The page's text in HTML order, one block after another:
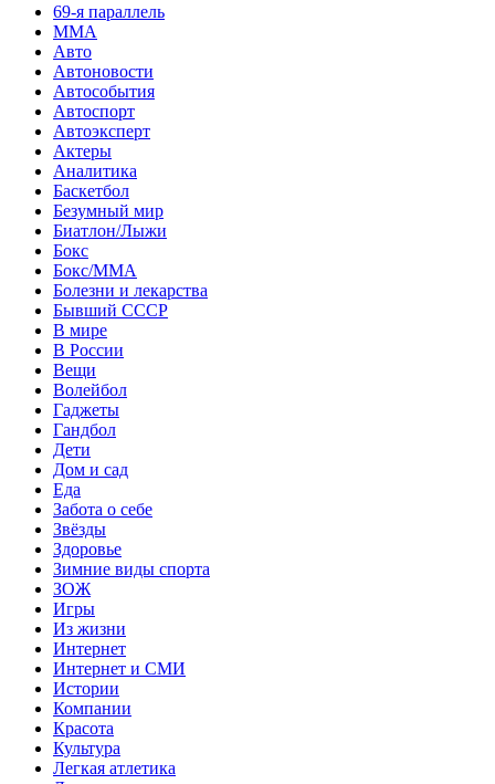
69-я параллель
MMA
Авто
Автоновости
Автособытия
Автоспорт
Автоэксперт
Актеры
Аналитика
Баскетбол
Безумный мир
Биатлон/Лыжи
Бокс
Бокс/MMA
Болезни и лекарства
Бывший СССР
В мире
В России
Вещи
Волейбол
Гаджеты
Гандбол
Дети
Дом и сад
Еда
Забота о себе
Звёзды
Здоровье
Зимние виды спорта
ЗОЖ
Игры
Из жизни
Интернет
Интернет и СМИ
Истории
Компании
Красота
Культура
Легкая атлетика